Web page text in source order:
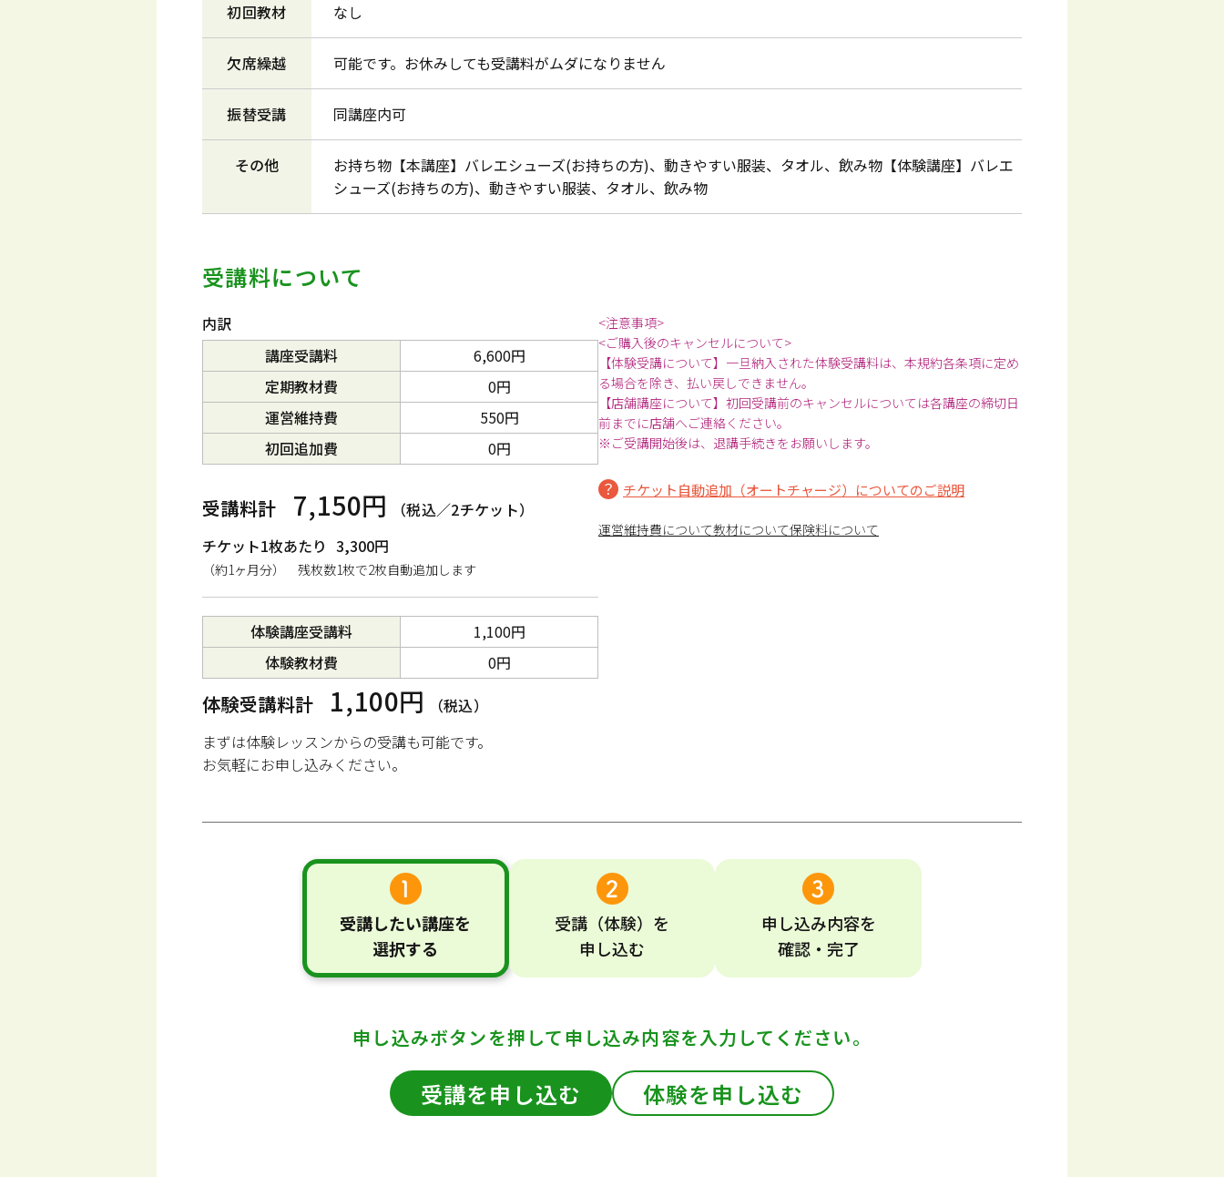
初回教材 なし
欠席繰越 可能です。お休みしても受講料がムダになりません
振替受講 同講座内可
その他
お持ち物【本講座】バレエシューズ(お持ちの方)、動きやすい服装、タオル、飲み物【体験講座】バレエ
シューズ(お持ちの方)、動きやすい服装、タオル、飲み物
受講料について
内訳
講座受講料
6,600円
定期教材費
0円
運営維持費
550円
初回追加費
0円
受講料計 7,150円
（税込／2チケット）
チケット1枚あたり 3,300円
（約1ヶ月分） 残枚数1枚で2枚自動追加します
体験講座受講料
1,100円
体験教材費
0円
体験受講料計 1,100円
（税込）
まずは体験レッスンからの受講も可能です。
お気軽にお申し込みください。
<注意事項>
<ご購入後のキャンセルについて>
【体験受講について】一旦納入された体験受講料は、本規約各条項に定め
る場合を除き、払い戻しできません。
【店舗講座について】初回受講前のキャンセルについては各講座の締切日
前までに店舗へご連絡ください。
※ご受講開始後は、退講手続きをお願いします。
チケット自動追加（オートチャージ）についてのご説明
運営維持費について教材について保険料について
受講したい講座を
選択する
受講 （体験） を
申し込む
申し込み内容を
確認・完了
申し込みボタンを押して申し込み内容を入力してください。
受講を申し込む 体験を申し込む